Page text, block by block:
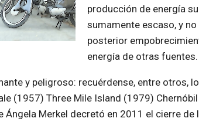
producción de energía
sumamente escaso, y
posterior
energía de otras fuentes.
y peligroso: recuérdense, entre otros,
(1957) Three Mile Island (1979)
Ángela Merkel decretó en 2011 el cierre de